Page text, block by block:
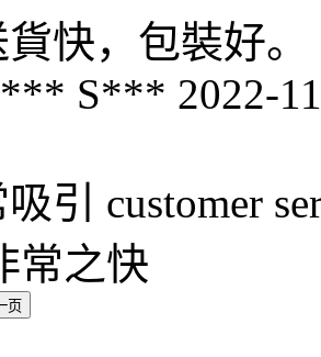
快，包裝好。
S*** 2022-
引 customer
常之快
页